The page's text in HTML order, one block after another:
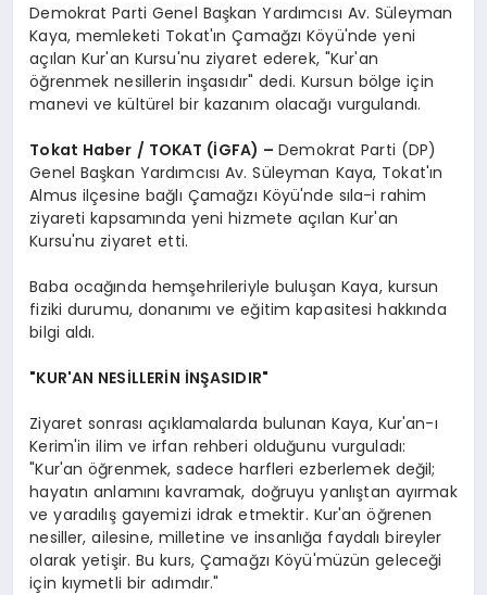
Demokrat Parti Genel Başkan Yardımcısı Av. Süleyman
Kaya, memleketi Tokat'ın Çamağzı Köyü'nde yeni
açılan Kur'an Kursu'nu ziyaret ederek, "Kur'an
öğrenmek nesillerin inşasıdır" dedi. Kursun bölge için
manevi ve kültürel bir kazanım olacağı vurgulandı.
Tokat Haber / TOKAT (İGFA) –Demokrat Parti (DP)
Genel Başkan Yardımcısı Av. Süleyman Kaya, Tokat'ın
Almus ilçesine bağlı Çamağzı Köyü'nde sıla-i rahim
ziyareti kapsamında yeni hizmete açılan Kur'an
Kursu'nu ziyaret etti.
Baba ocağında hemşehrileriyle buluşan Kaya, kursun
fiziki durumu, donanımı ve eğitim kapasitesi hakkında
bilgi aldı.
"KUR'AN NESİLLERİN İNŞASIDIR"
Ziyaret sonrası açıklamalarda bulunan Kaya, Kur'an-ı
Kerim'in ilim ve irfan rehberi olduğunu vurguladı:
"Kur'an öğrenmek, sadece harfleri ezberlemek değil;
hayatın anlamını kavramak, doğruyu yanlıştan ayırmak
ve yaradılış gayemizi idrak etmektir. Kur'an öğrenen
nesiller, ailesine, milletine ve insanlığa faydalı bireyler
olarak yetişir. Bu kurs, Çamağzı Köyü'müzün geleceği
için kıymetli bir adımdır."